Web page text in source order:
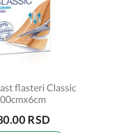
flasteri Classic
RSD